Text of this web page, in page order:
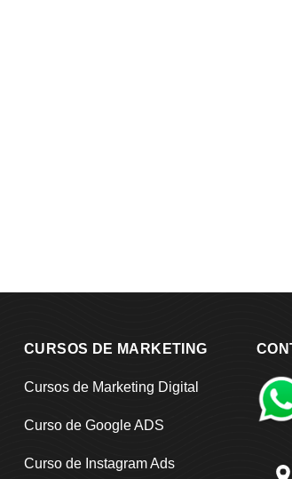
CURSOS DE MARKETING
Cursos de Marketing Digital
Curso de Google ADS
Curso de Instagram Ads